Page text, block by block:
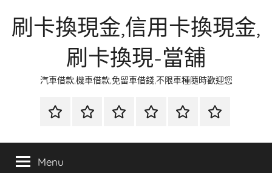
刷卡換現金,信用卡換現金,
刷卡換現-當舖
汽車借款,機車借款,免留車借錢,不限車種隨時歡迎您
首
當
金
網
資
流
時
環
清
聯
徵
Menu